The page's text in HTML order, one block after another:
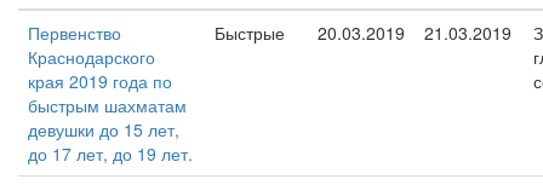
Первенство
Краснодарского
края 2019 года по
быстрым шахматам
девушки до 15 лет,
до 17 лет, до 19 лет.
Быстрые 20.03.2019 21.03.2019